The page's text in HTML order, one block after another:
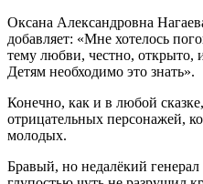
Оксана Александровна
добавляет: «Мне хотелось
тему любви, честно, открыто,
Детям необходимо это знать».
Конечно, как и в любой
отрицательных персонажей,
молодых.
Бравый, но недалёкий